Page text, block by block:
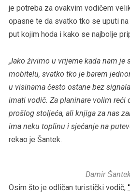
je potreba za ovakvim vodičem
opasne te da svatko tko se uputi
put kojim hoda i kako se najbolje
„Iako živimo u vrijeme kada nam je
mobitelu, svatko tko je barem
u visinama često ostane bez
imati vodič. Za planinare volim reći
prošlog stoljeća, ali knjiga za nas
ima neku toplinu i sjećanje na
rekao je Šantek.
Damir
Osim što je odličan turistički vodič,